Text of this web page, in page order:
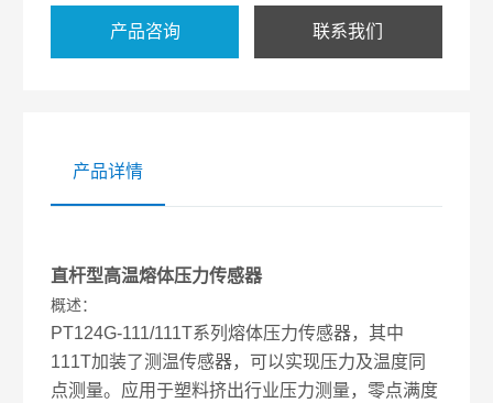
产品咨询 联系我们
产品详情
直杆型高温熔体压力传感器
概述：
PT124G-111/111T系列熔体压力传感器，其中
111T加装了测温传感器，可以实现压力及温度同
点测量。应用于塑料挤出行业压力测量，零点满度